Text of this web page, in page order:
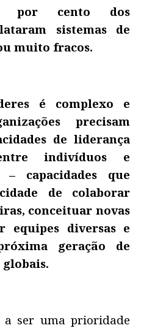
por cento dos
sistemas de
muito fracos.
é complexo e
precisam
de liderança
indivíduos e
capacidades que
de colaborar
conceituar novas
equipes diversas e
geração de
ser uma prioridade